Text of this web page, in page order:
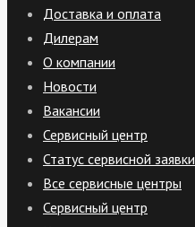
Доставка и оплата
Дилерам
О компании
Новости
Вакансии
Сервисный центр
Статус сервисной заявки
Все сервисные центры
Сервисный центр